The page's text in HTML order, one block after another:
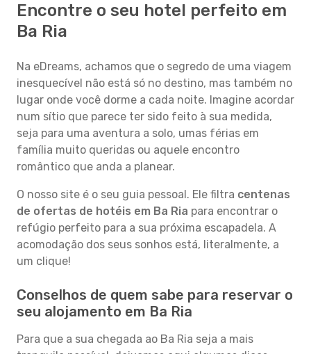
Encontre o seu hotel perfeito em
Ba Ria
Na eDreams, achamos que o segredo de uma viagem
inesquecível não está só no destino, mas também no
lugar onde você dorme a cada noite. Imagine acordar
num sítio que parece ter sido feito à sua medida,
seja para uma aventura a solo, umas férias em
família muito queridas ou aquele encontro
romântico que anda a planear.
O nosso site é o seu guia pessoal. Ele filtra centenas
de ofertas de hotéis em Ba Ria para encontrar o
refúgio perfeito para a sua próxima escapadela. A
acomodação dos seus sonhos está, literalmente, a
um clique!
Conselhos de quem sabe para reservar o
seu alojamento em Ba Ria
Para que a sua chegada ao Ba Ria seja a mais